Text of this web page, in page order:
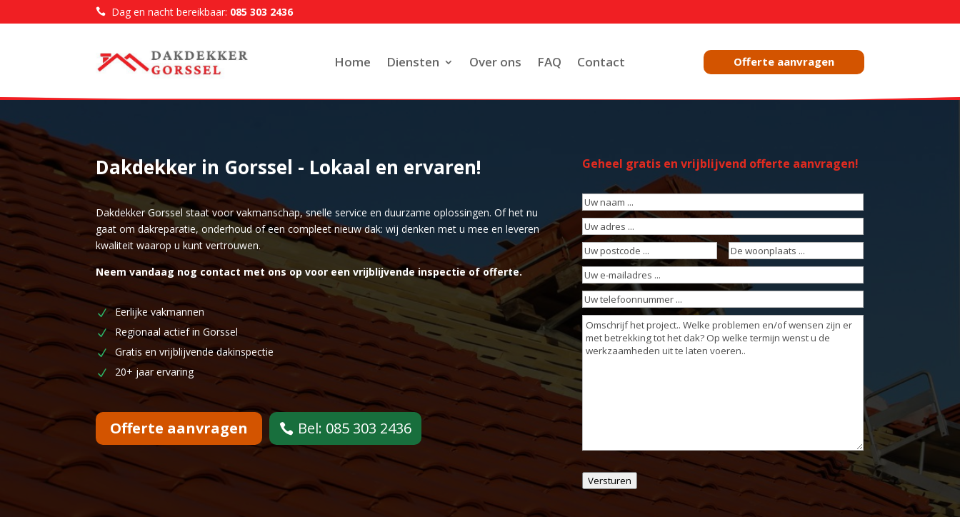
 Dag en nacht bereikbaar: 085 303 2436
Home Diensten Over ons FAQ Contact Offerte aanvragen
Dakdekker in Gorssel - Lokaal en ervaren!
Dakdekker Gorssel staat voor vakmanschap, snelle service en duurzame oplossingen. Of het nu
gaat om dakreparatie, onderhoud of een compleet nieuw dak: wij denken met u mee en leveren
kwaliteit waarop u kunt vertrouwen.
Neem vandaag nog contact met ons op voor een vrijblijvende inspectie of offerte.
Eerlijke vakmannen
Regionaal actief in Gorssel
Gratis en vrijblijvende dakinspectie
20+ jaar ervaring
Offerte aanvragen Bel: 085 303 2436
Geheel gratis en vrijblijvend offerte aanvragen!
Uw
naam(Vereist)
Uw
adres(Vereist)
Uw
postcode(Vereist)
De
woonplaats(Vereist)
Uw
e-
mailadres(Vereist)
Uw
telefoonnummer(Vereist)
Omschrijving
werkzaamheden(Vereist)
Versturen